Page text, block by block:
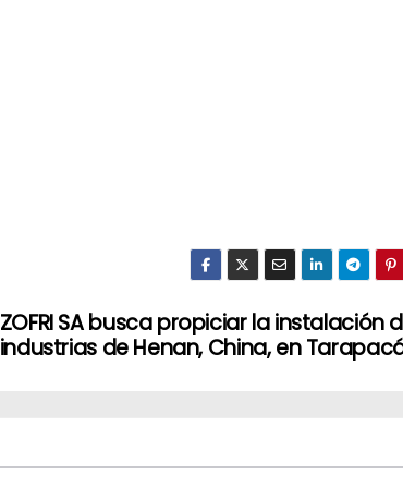
ZOFRI SA busca propiciar la instalación
industrias de Henan, China, en